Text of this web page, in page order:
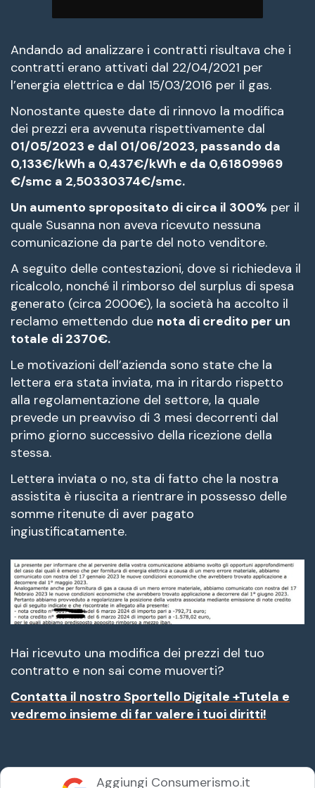
Andando ad analizzare i contratti risultava che i
contratti erano attivati dal 22/04/2021 per
l’energia elettrica e dal 15/03/2016 per il gas.
Nonostante queste date di rinnovo la modifica
dei prezzi era avvenuta rispettivamente dal
01/05/2023 e dal 01/06/2023, passando da
0,133€/kWh a 0,437€/kWh e da 0,61809969
€/smc a 2,50330374€/smc.
Un aumento spropositato di circa il 300% per il
quale Susanna non aveva ricevuto nessuna
comunicazione da parte del noto venditore.
A seguito delle contestazioni, dove si richiedeva il
ricalcolo, nonché il rimborso del surplus di spesa
generato (circa 2000€), la società ha accolto il
reclamo emettendo due nota di credito per un
totale di 2370€.
Le motivazioni dell’azienda sono state che la
lettera era stata inviata, ma in ritardo rispetto
alla regolamentazione del settore, la quale
prevede un preavviso di 3 mesi decorrenti dal
primo giorno successivo della ricezione della
stessa.
Lettera inviata o no, sta di fatto che la nostra
assistita è riuscita a rientrare in possesso delle
somme ritenute di aver pagato
ingiustificatamente.
Hai ricevuto una modifica dei prezzi del tuo
contratto e non sai come muoverti?
Contatta il nostro Sportello Digitale +Tutela e
vedremo insieme di far valere i tuoi diritti!
Aggiungi Consumerismo.it